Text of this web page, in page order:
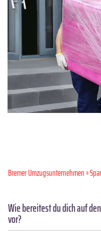
Bremer Umzugsunternehmen»
Wie bereitest du dich auf
vor?